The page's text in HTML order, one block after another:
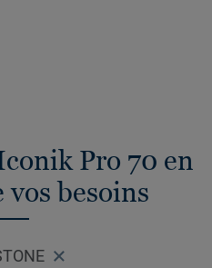
Pro 70 en
besoins